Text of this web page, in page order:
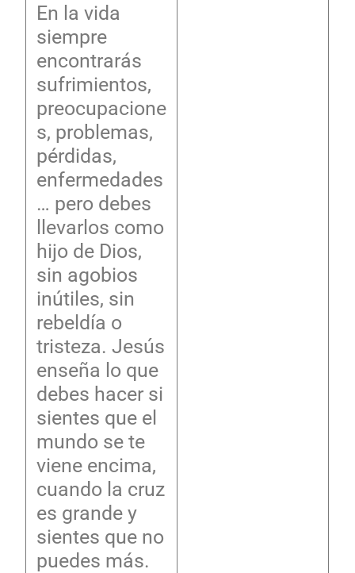
En la vida
siempre
encontrarás
sufrimientos,
preocupacione
s, problemas,
pérdidas,
enfermedades
… pero debes
llevarlos como
hijo de Dios,
sin agobios
inútiles, sin
rebeldía o
tristeza. Jesús
enseña lo que
debes hacer si
sientes que el
mundo se te
viene encima,
cuando la cruz
es grande y
sientes que no
puedes más.